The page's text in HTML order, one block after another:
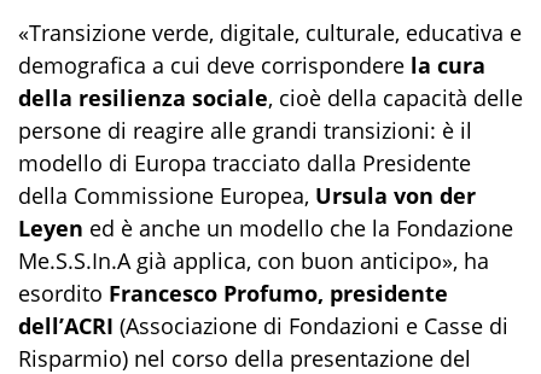
«Transizione verde, digitale, culturale, educativa e
demografica a cui deve corrispondere la cura
della resilienza sociale, cioè della capacità delle
persone di reagire alle grandi transizioni: è il
modello di Europa tracciato dalla Presidente
della Commissione Europea, Ursula von der
Leyen ed è anche un modello che la Fondazione
Me.S.S.In.A già applica, con buon anticipo», ha
esordito Francesco Profumo, presidente
dell’ACRI (Associazione di Fondazioni e Casse di
Risparmio) nel corso della presentazione del